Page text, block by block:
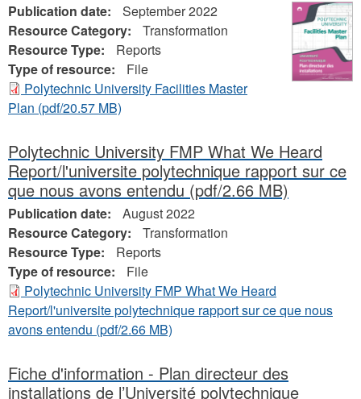
Publication date:
September 2022
Resource Category:
Transformation
Resource Type:
Reports
Type of resource:
File
Polytechnic University Facilities Master
Plan (pdf/20.57 MB)
Polytechnic University FMP What We Heard
Report/l'universite polytechnique rapport sur ce
que nous avons entendu (pdf/2.66 MB)
Publication date:
August 2022
Resource Category:
Transformation
Resource Type:
Reports
Type of resource:
File
Polytechnic University FMP What We Heard
Report/l'universite polytechnique rapport sur ce que nous
avons entendu (pdf/2.66 MB)
Fiche d'information - Plan directeur des
installations de l’Université polytechnique